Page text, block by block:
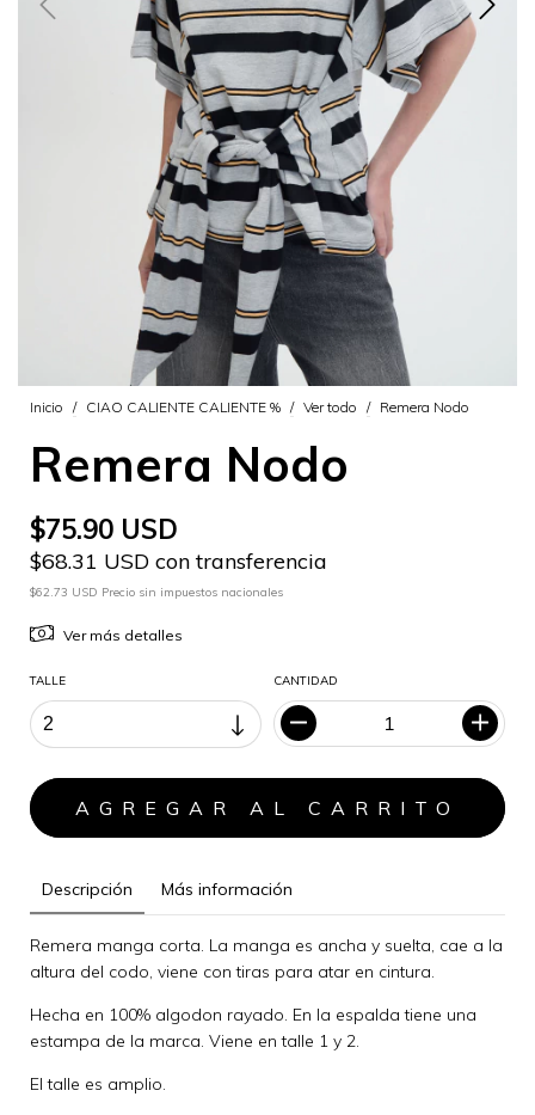
Inicio / CIAO CALIENTE CALIENTE % / Ver todo / Remera Nodo
Remera Nodo
$75.90 USD
$68.31 USD con transferencia
$62.73 USD Precio sin impuestos nacionales
Ver más detalles
TALLE CANTIDAD
Descripción Más información
Remera manga corta. La manga es ancha y suelta, cae a la
altura del codo, viene con tiras para atar en cintura.
Hecha en 100% algodon rayado. En la espalda tiene una
estampa de la marca. Viene en talle 1 y 2.
El talle es amplio.